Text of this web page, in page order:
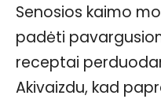
Senosios kaimo
padėti
receptai
Akivaizdu, kad